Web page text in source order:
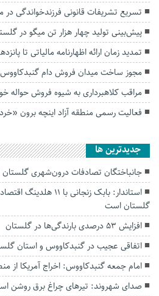
تسریع تشریفات قانونی فرزندخواندگی
پیش‌بینی تولید چهار هزار تن میگو در
تمدید زمان ارائه اظهارنامه مالیاتی تا
مجوز ساخت میدان فروش دام گنبدکاووس در زمین ۲۵
مراقب کلاهبرداری به شیوه فروش حواله
فعالیت رسمی منطقه آزاد اینچه برون
جديدترين ها
جانباختگان تصادفات درون‌شهری گلستان ۱۷ درصد کاهش یافت
استاندار: بابک زنجانی
گلستان است
افزایش ۵۳ درصدی بارندگی‌ها در گلستان
اتفاقی عجیب در‌ گنبدکاووس و استان
امام جمعه گنبدکاووس: اخراج آمریکا از
صدای شهروند: تیرهای چراغ برق روشن